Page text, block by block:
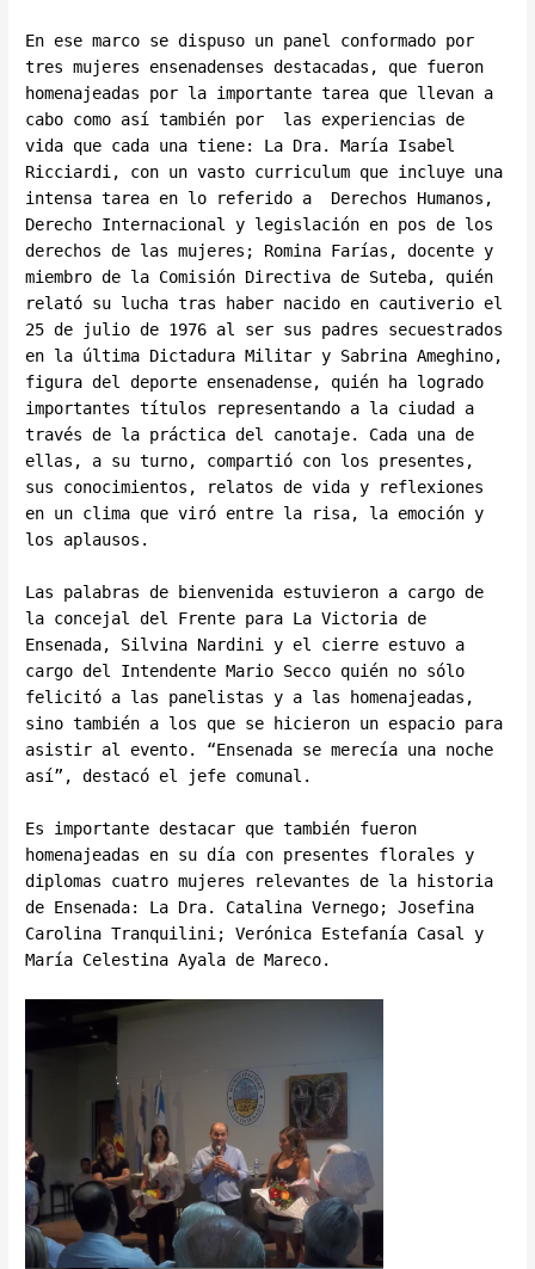
En ese marco se dispuso un panel conformado por
tres mujeres ensenadenses destacadas, que fueron
homenajeadas por la importante tarea que llevan a
cabo como así también por las experiencias de
vida que cada una tiene: La Dra. María Isabel
Ricciardi, con un vasto curriculum que incluye una
intensa tarea en lo referido a Derechos Humanos,
Derecho Internacional y legislación en pos de los
derechos de las mujeres; Romina Farías, docente y
miembro de la Comisión Directiva de Suteba, quién
relató su lucha tras haber nacido en cautiverio el
25 de julio de 1976 al ser sus padres secuestrados
en la última Dictadura Militar y Sabrina Ameghino,
figura del deporte ensenadense, quién ha logrado
importantes títulos representando a la ciudad a
través de la práctica del canotaje. Cada una de
ellas, a su turno, compartió con los presentes,
sus conocimientos, relatos de vida y reflexiones
en un clima que viró entre la risa, la emoción y
los aplausos.
Las palabras de bienvenida estuvieron a cargo de
la concejal del Frente para La Victoria de
Ensenada, Silvina Nardini y el cierre estuvo a
cargo del Intendente Mario Secco quién no sólo
felicitó a las panelistas y a las homenajeadas,
sino también a los que se hicieron un espacio para
asistir al evento. “Ensenada se merecía una noche
así”, destacó el jefe comunal.
Es importante destacar que también fueron
homenajeadas en su día con presentes florales y
diplomas cuatro mujeres relevantes de la historia
de Ensenada: La Dra. Catalina Vernego; Josefina
Carolina Tranquilini; Verónica Estefanía Casal y
María Celestina Ayala de Mareco.